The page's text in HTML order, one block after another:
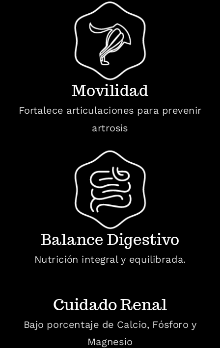
Movilidad
Fortalece articulaciones para prevenir
artrosis
BalanceDigestivo
Nutrición integral y equilibrada.
Cuidado Renal
Bajo porcentaje de Calcio, Fósforo y
Magnesio